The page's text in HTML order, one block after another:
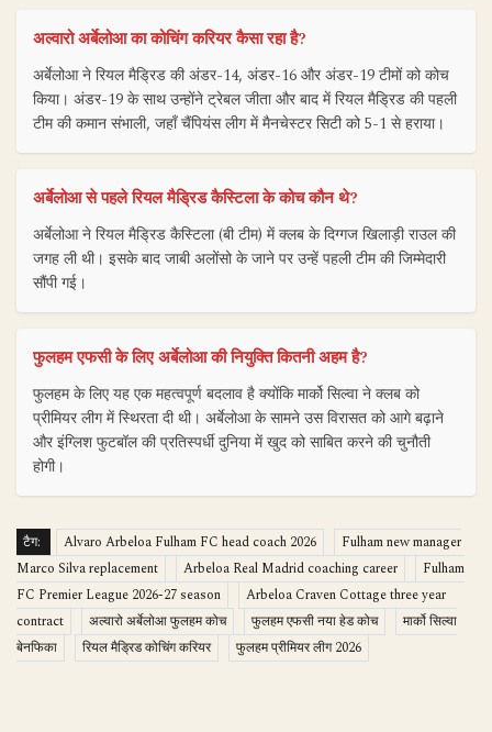
अल्वारो अर्बेलोआ का कोचिंग करियर कैसा रहा है?
अर्बेलोआ ने रियल मैड्रिड की अंडर-14, अंडर-16 और अंडर-19 टीमों को कोच
किया। अंडर-19 के साथ उन्होंने ट्रेबल जीता और बाद में रियल मैड्रिड की पहली
टीम की कमान संभाली, जहाँ चैंपियंस लीग में मैनचेस्टर सिटी को 5-1 से हराया।
अर्बेलोआ से पहले रियल मैड्रिड कैस्टिला के कोच कौन थे?
अर्बेलोआ ने रियल मैड्रिड कैस्टिला (बी टीम) में क्लब के दिग्गज खिलाड़ी राउल की
जगह ली थी। इसके बाद जाबी अलोंसो के जाने पर उन्हें पहली टीम की जिम्मेदारी
सौंपी गई।
फुलहम एफसी के लिए अर्बेलोआ की नियुक्ति कितनी अहम है?
फुलहम के लिए यह एक महत्वपूर्ण बदलाव है क्योंकि मार्को सिल्वा ने क्लब को
प्रीमियर लीग में स्थिरता दी थी। अर्बेलोआ के सामने उस विरासत को आगे बढ़ाने
और इंग्लिश फुटबॉल की प्रतिस्पर्धी दुनिया में खुद को साबित करने की चुनौती
होगी।
टैग: Alvaro Arbeloa Fulham FC head coach 2026
Fulham new manager
Marco Silva replacement
Arbeloa Real Madrid coaching career
Fulham
FC Premier League 2026-27 season
Arbeloa Craven Cottage three year
contract
अल्वारो अर्बेलोआ फुलहम कोच फुलहम एफसी नया हेड कोच
मार्को सिल्वा
बेनफिका
रियल मैड्रिड कोचिंग करियर फुलहम प्रीमियर लीग 2026